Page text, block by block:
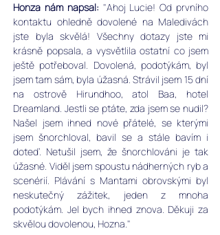
Honza nám napsal: "Ahoj Lucie! Od prvního
kontaktu ohledně dovolené na Maledivách
jste byla skvělá! Všechny dotazy jste mi
krásně popsala, a vysvětlila ostatní co jsem
ještě potřeboval. Dovolená, podotýkám, byl
jsem tam sám, byla úžasná. Strávil jsem 15 dní
na ostrově Hirundhoo, atol Baa, hotel
Dreamland. Jestli se ptáte, zda jsem se nudil?
Našel jsem ihned nové přátelé, se kterými
jsem šnorchloval, bavil se a stále bavím i
doteď. Netušil jsem, že šnorchlováni je tak
úžasné. Viděl jsem spoustu nádherných ryb a
scenérií. Plávání s Mantami obrovskými byl
neskutečný zážitek, jeden z mnoha
podotýkám. Jel bych ihned znova. Děkuji za
skvělou dovolenou, Hozna."